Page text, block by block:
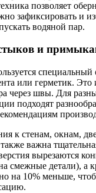
позволяет
зафиксировать и
водяной пар.
и
специальный
или герметик. Это
через швы. Для
подходят
к стенам, окнам,
важна
вырезаются
смежные детали), а
на 10% меньше,